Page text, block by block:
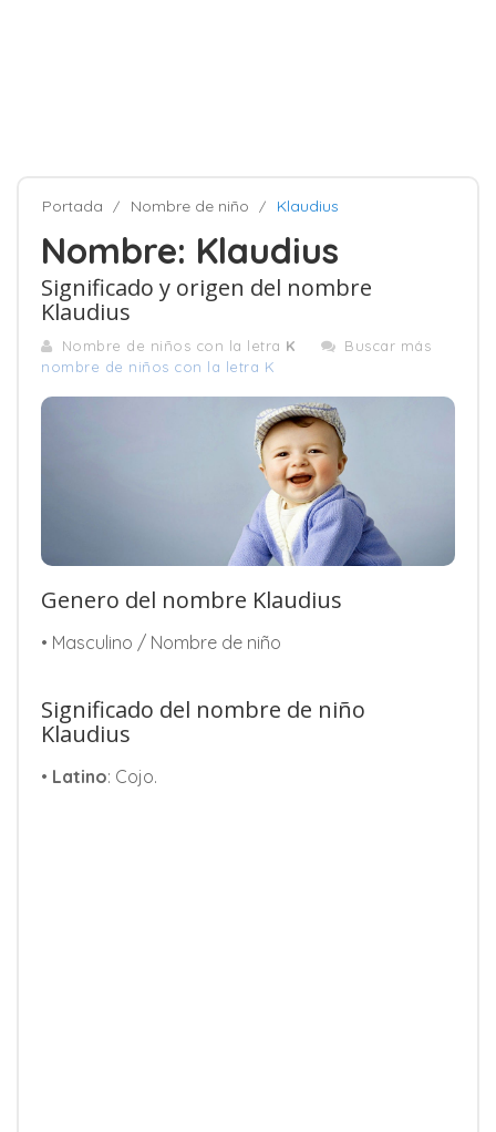
Portada Nombre de niño Klaudius
Nombre: Klaudius
Significado y origen del nombre
Klaudius
Nombre de niños con la letra K
Buscar más
nombre de niños con la letra K
Genero del nombre Klaudius
• Masculino / Nombre de niño
Significado del nombre de niño
Klaudius
• Latino: Cojo.